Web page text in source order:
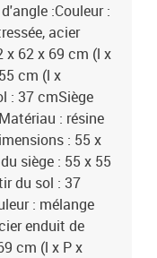
:Couleur :
acier
x 62 x 69 cm (l x
cm (l x
: 37 cmSiège
: résine
: 55 x
siège : 55 x 55
du sol : 37
: mélange
enduit de
cm (l x P x